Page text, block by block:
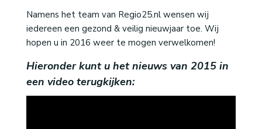
Namens het team van Regio25.nl wensen wij
iedereen een gezond & veilig nieuwjaar toe. Wij
hopen u in 2016 weer te mogen verwelkomen!
Hieronder kunt u het nieuws van 2015 in
een video terugkijken: